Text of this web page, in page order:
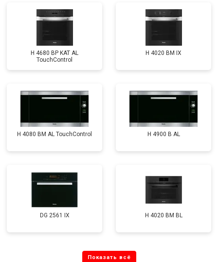
H 4680 BP KAT AL
TouchControl
H 4020 BM IX
H 4080 BM AL TouchControl H 4900 B AL
DG 2561 IX H 4020 BM BL